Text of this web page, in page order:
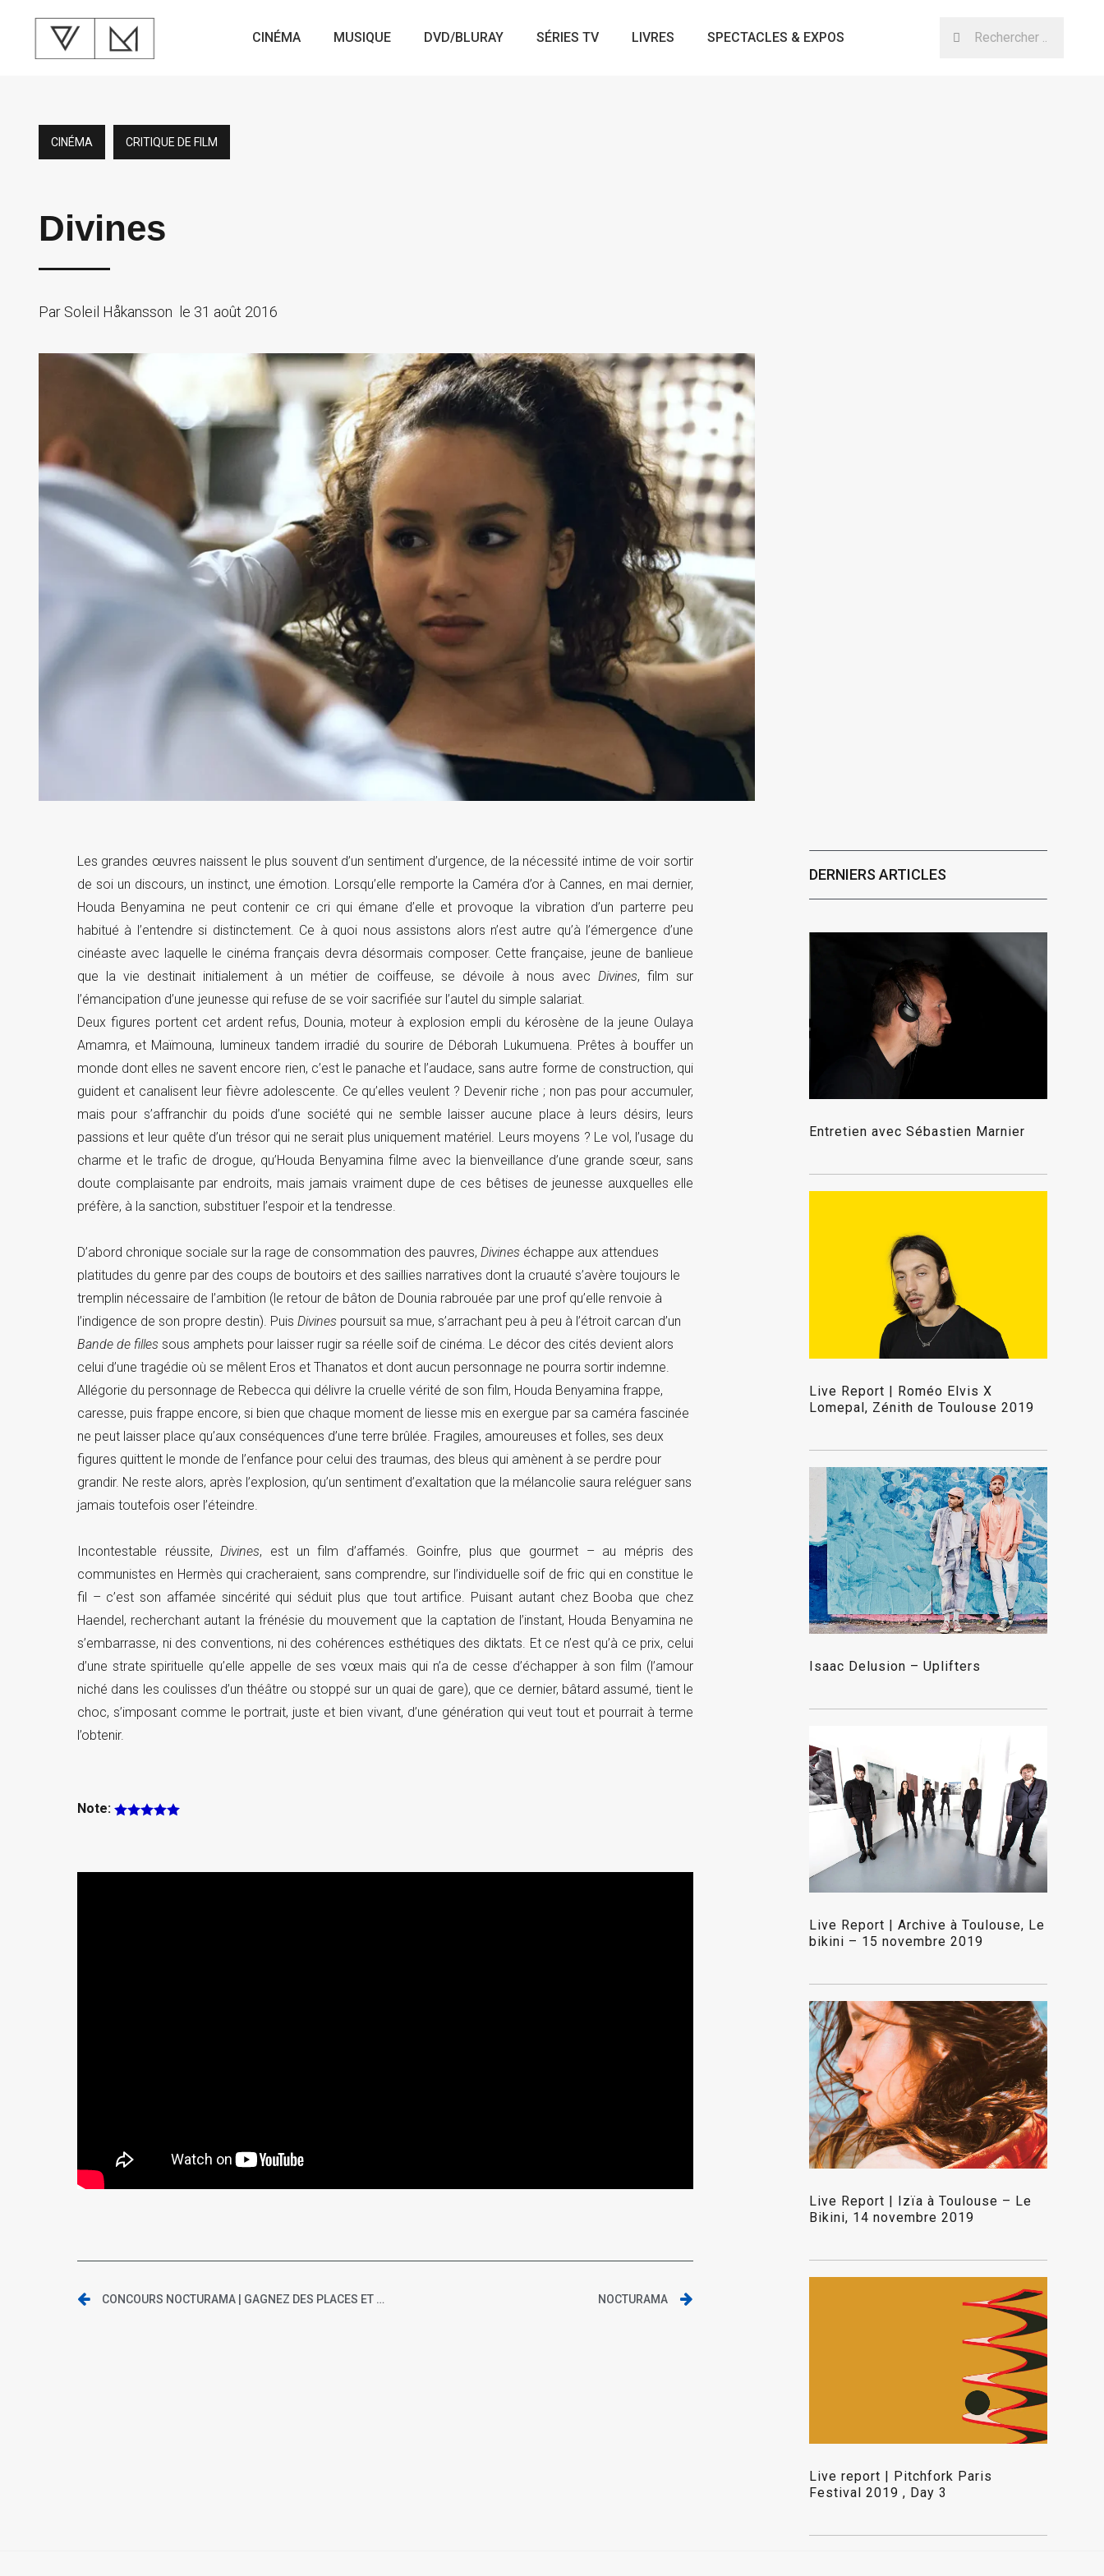
CINÉMA MUSIQUE DVD/BLURAY SÉRIES TV LIVRES SPECTACLES & EXPOS
CINÉMA CRITIQUE DE FILM
Divines
Par Soleil Håkansson le 31 août 2016
Les grandes œuvres naissent le plus souvent d’un sentiment d’urgence, de la nécessité intime de voir sortir
de soi un discours, un instinct, une émotion. Lorsqu’elle remporte la Caméra d’or à Cannes, en mai dernier,
Houda Benyamina ne peut contenir ce cri qui émane d’elle et provoque la vibration d’un parterre peu
habitué à l’entendre si distinctement. Ce à quoi nous assistons alors n’est autre qu’à l’émergence d’une
cinéaste avec laquelle le cinéma français devra désormais composer. Cette française, jeune de banlieue
que la vie destinait initialement à un métier de coiffeuse, se dévoile à nous avec Divines, film sur
l’émancipation d’une jeunesse qui refuse de se voir sacrifiée sur l’autel du simple salariat.
Deux figures portent cet ardent refus, Dounia, moteur à explosion empli du kérosène de la jeune Oulaya
Amamra, et Maïmouna, lumineux tandem irradié du sourire de Déborah Lukumuena. Prêtes à bouffer un
monde dont elles ne savent encore rien, c’est le panache et l’audace, sans autre forme de construction, qui
guident et canalisent leur fièvre adolescente. Ce qu’elles veulent ? Devenir riche ; non pas pour accumuler,
mais pour s’affranchir du poids d’une société qui ne semble laisser aucune place à leurs désirs, leurs
passions et leur quête d’un trésor qui ne serait plus uniquement matériel. Leurs moyens ? Le vol, l’usage du
charme et le trafic de drogue, qu’Houda Benyamina filme avec la bienveillance d’une grande sœur, sans
doute complaisante par endroits, mais jamais vraiment dupe de ces bêtises de jeunesse auxquelles elle
préfère, à la sanction, substituer l’espoir et la tendresse.
D’abord chronique sociale sur la rage de consommation des pauvres, Divines échappe aux attendues
platitudes du genre par des coups de boutoirs et des saillies narratives dont la cruauté s’avère toujours le
tremplin nécessaire de l’ambition (le retour de bâton de Dounia rabrouée par une prof qu’elle renvoie à
l’indigence de son propre destin). Puis Divines poursuit sa mue, s’arrachant peu à peu à l’étroit carcan d’un
Bande de filles sous amphets pour laisser rugir sa réelle soif de cinéma. Le décor des cités devient alors
celui d’une tragédie où se mêlent Eros et Thanatos et dont aucun personnage ne pourra sortir indemne.
Allégorie du personnage de Rebecca qui délivre la cruelle vérité de son film, Houda Benyamina frappe,
caresse, puis frappe encore, si bien que chaque moment de liesse mis en exergue par sa caméra fascinée
ne peut laisser place qu’aux conséquences d’une terre brûlée. Fragiles, amoureuses et folles, ses deux
figures quittent le monde de l’enfance pour celui des traumas, des bleus qui amènent à se perdre pour
grandir. Ne reste alors, après l’explosion, qu’un sentiment d’exaltation que la mélancolie saura reléguer sans
jamais toutefois oser l’éteindre.
Incontestable réussite,Divines, est un film d’affamés. Goinfre, plus que gourmet – au mépris des
communistes en Hermès qui cracheraient, sans comprendre, sur l’individuelle soif de fric qui en constitue le
fil – c’est son affamée sincérité qui séduit plus que tout artifice. Puisant autant chez Booba que chez
Haendel, recherchant autant la frénésie du mouvement que la captation de l’instant, Houda Benyamina ne
s’embarrasse, ni des conventions, ni des cohérences esthétiques des diktats. Et ce n’est qu’à ce prix, celui
d’une strate spirituelle qu’elle appelle de ses vœux mais qui n’a de cesse d’échapper à son film (l’amour
niché dans les coulisses d’un théâtre ou stoppé sur un quai de gare), que ce dernier, bâtard assumé, tient le
choc, s’imposant comme le portrait, juste et bien vivant, d’une génération qui veut tout et pourrait à terme
l’obtenir.
Note:
CONCOURS NOCTURAMA | GAGNEZ DES PLACES ET DES B.O DU FILM NOCTURAMA
DERNIERS ARTICLES
Entretien avec Sébastien Marnier
Live Report | Roméo Elvis X
Lomepal, Zénith de Toulouse 2019
Isaac Delusion – Uplifters
Live Report | Archive à Toulouse, Le
bikini – 15 novembre 2019
Live Report | Izïa à Toulouse – Le
Bikini, 14 novembre 2019
Live report | Pitchfork Paris
Festival 2019 , Day 3